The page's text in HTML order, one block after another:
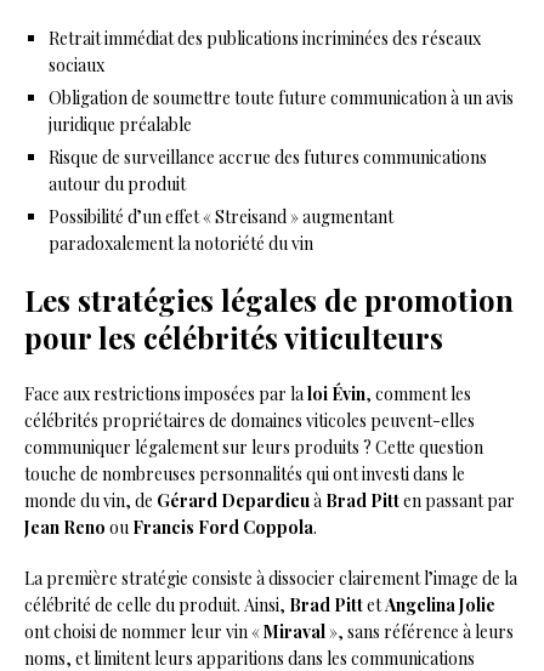
Retrait immédiat des publications incriminées des réseaux
sociaux
Obligation de soumettre toute future communication à un avis
juridique préalable
Risque de surveillance accrue des futures communications
autour du produit
Possibilité d’un effet « Streisand » augmentant
paradoxalement la notoriété du vin
Les stratégies légales de promotion
pour les célébrités viticulteurs
Face aux restrictions imposées par la loi Évin, comment les
célébrités propriétaires de domaines viticoles peuvent-elles
communiquer légalement sur leurs produits ? Cette question
touche de nombreuses personnalités qui ont investi dans le
monde du vin, de Gérard Depardieuà Brad Pitten passant par
Jean Reno ou Francis Ford Coppola.
La première stratégie consiste à dissocier clairement l’image de la
célébrité de celle du produit. Ainsi, Brad PittetAngelina Jolie
ont choisi de nommer leur vin «Miraval», sans référence à leurs
noms, et limitent leurs apparitions dans les communications